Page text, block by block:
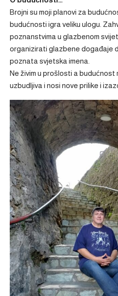
Brojni su moji planovi za
budućnosti igra veliku ulogu.
poznanstvima u glazbenom
organizirati glazbene događaje
poznata svjetska imena.
Ne živim u prošlosti a budućnost
uzbudljiva i nosi nove prilike i